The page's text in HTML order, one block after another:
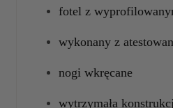
fotel z
wykonany z
nogi wkręcane
wytrzymała